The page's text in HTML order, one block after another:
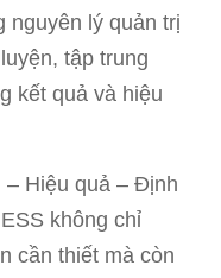
nguyên lý quản trị
tập trung
kết quả và hiệu
Hiệu quả – Định
không chỉ
cần thiết mà còn